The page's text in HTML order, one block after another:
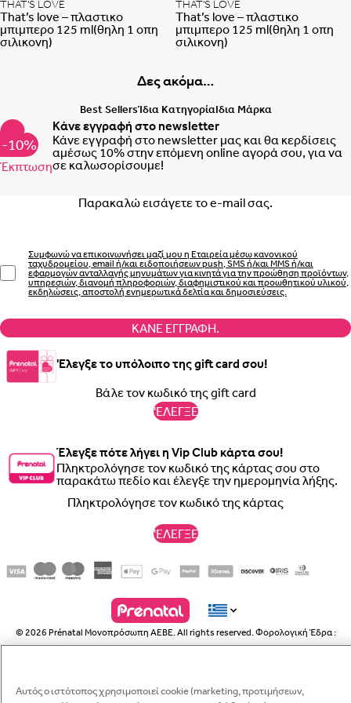
THAT'S LOVE
That’s love – πλαστικο
μπιμπερο 125 ml(θηλη 1 οπη
σιλικονη)
THAT'S LOVE
That’s love – πλαστικο
μπιμπερο 125 ml(θηλη 1 οπη
σιλικονη)
Δες ακόμα…
Best SellersΊδια ΚατηγορίαΙδια Μάρκα
-10%
Έκπτωση
Κάνε εγγραφή στο newsletter
Κάνε εγγραφή στο newsletter μας και θα κερδίσεις
αμέσως 10% στην επόμενη online αγορά σου, για να
σε καλωσορίσουμε!
Συμφωνώ να επικοινωνήσει μαζί μου η Εταιρεία μέσω κανονικού
ταχυδρομείου, email ή/και ειδοποιήσεων push, SMS ή/και MMS ή/και
εφαρμογών ανταλλαγής μηνυμάτων για κινητά για την προώθηση προϊόντων,
υπηρεσιών, διανομή πληροφοριών, διαφημιστικού και προωθητικού υλικού,
εκδηλώσεις, αποστολή ενημερωτικά δελτία και δημοσιεύσεις.
ΚΆΝΕ ΕΓΓΡΑΦΉ.
'Ελεγξε το υπόλοιπο της gift card σου!
'ΕΛΕΓΞΕ
Έλεγξε πότε λήγει η Vip Club κάρτα σου!
Πληκτρολόγησε τον κωδικό της κάρτας σου στο
παρακάτω πεδίο και έλεγξε την ημερομηνία λήξης.
'ΕΛΕΓΞΕ
© 2026 Prénatal Μονοπρόσωπη ΑΕΒΕ. All rights reserved. Φορολογική Έδρα :
NMC
Αυτός ο ιστότοπος χρησιμοποιεί cookie (marketing, προτιμήσεων,